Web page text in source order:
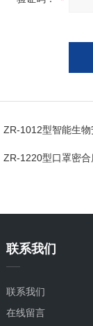
ZR-1012型智能生
ZR-1220型口罩密合
联系我们
联系我们
在线留言